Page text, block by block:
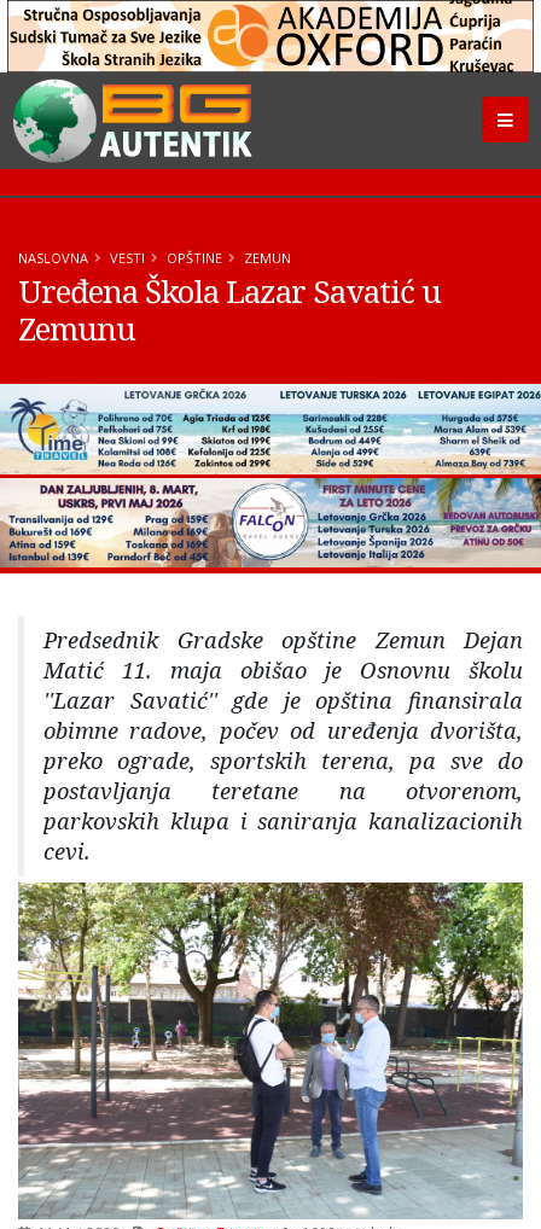
NASLOVNA VESTI OPŠTINE ZEMUN
Uređena Škola Lazar Savatić u
Zemunu
Predsednik Gradske opštine Zemun Dejan
Matić 11. maja obišao je Osnovnu školu
''Lazar Savatić'' gde je opština finansirala
obimne radove, počev od uređenja dvorišta,
preko ograde, sportskih terena, pa sve do
postavljanja teretane na otvorenom,
parkovskih klupa i saniranja kanalizacionih
cevi.